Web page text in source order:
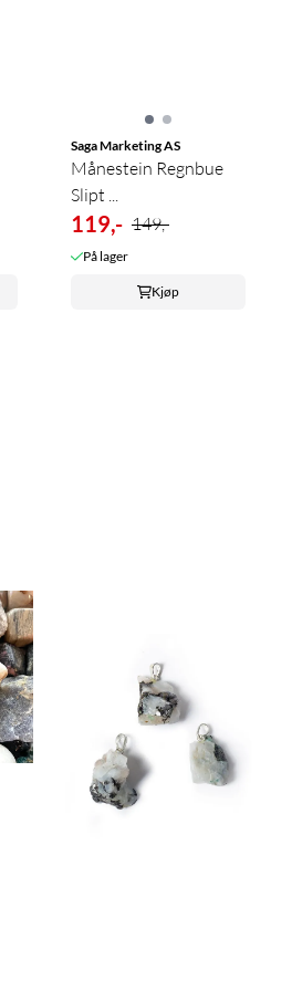
Saga Marketing AS
Månestein Regnbue
Slipt ...
119,- 149,-
På lager
Kjøp